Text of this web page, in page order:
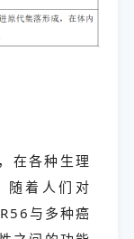
在各种生理
随着人们对
与多种癌